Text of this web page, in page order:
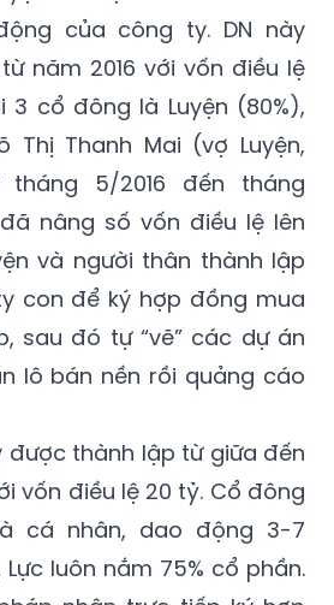
cổ đông là Luyện (80%),
Thị Thanh Mai (vợ Luyện,
tháng 5/2016 đến tháng
nâng số vốn điều lệ lên
và người thân thành lập
con để ký hợp đồng mua
sau đó tự “vẽ” các dự án
lô bán nền rồi quảng cáo
được thành lập từ giữa đến
vốn điều lệ 20 tỷ. Cổ đông
cá nhân, dao động 3-7
luôn nắm 75% cổ phần.
nhân trực tiếp ký hợp
quyền sử dụng đất với